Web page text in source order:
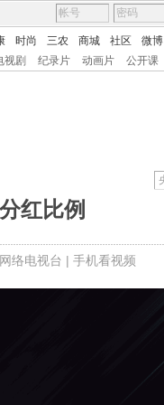
时尚 三农 商城 社区 微博
视剧 纪录片 动画片 公开课
红比例
络电视台 | 手机看视频